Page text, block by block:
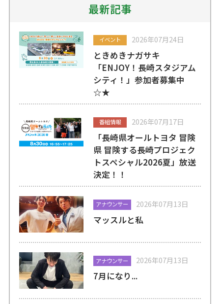
最新記事
イベント 2026年07月24日
ときめきナガサキ
「ENJOY！長崎スタジアム
シティ！」参加者募集中
☆★
番組情報 2026年07月17日
「長崎県オールトヨタ 冒険
県 冒険する長崎プロジェク
トスペシャル2026夏」放送
決定！！
アナウンサー 2026年07月13日
マッスルと私
アナウンサー 2026年07月13日
7月になり...